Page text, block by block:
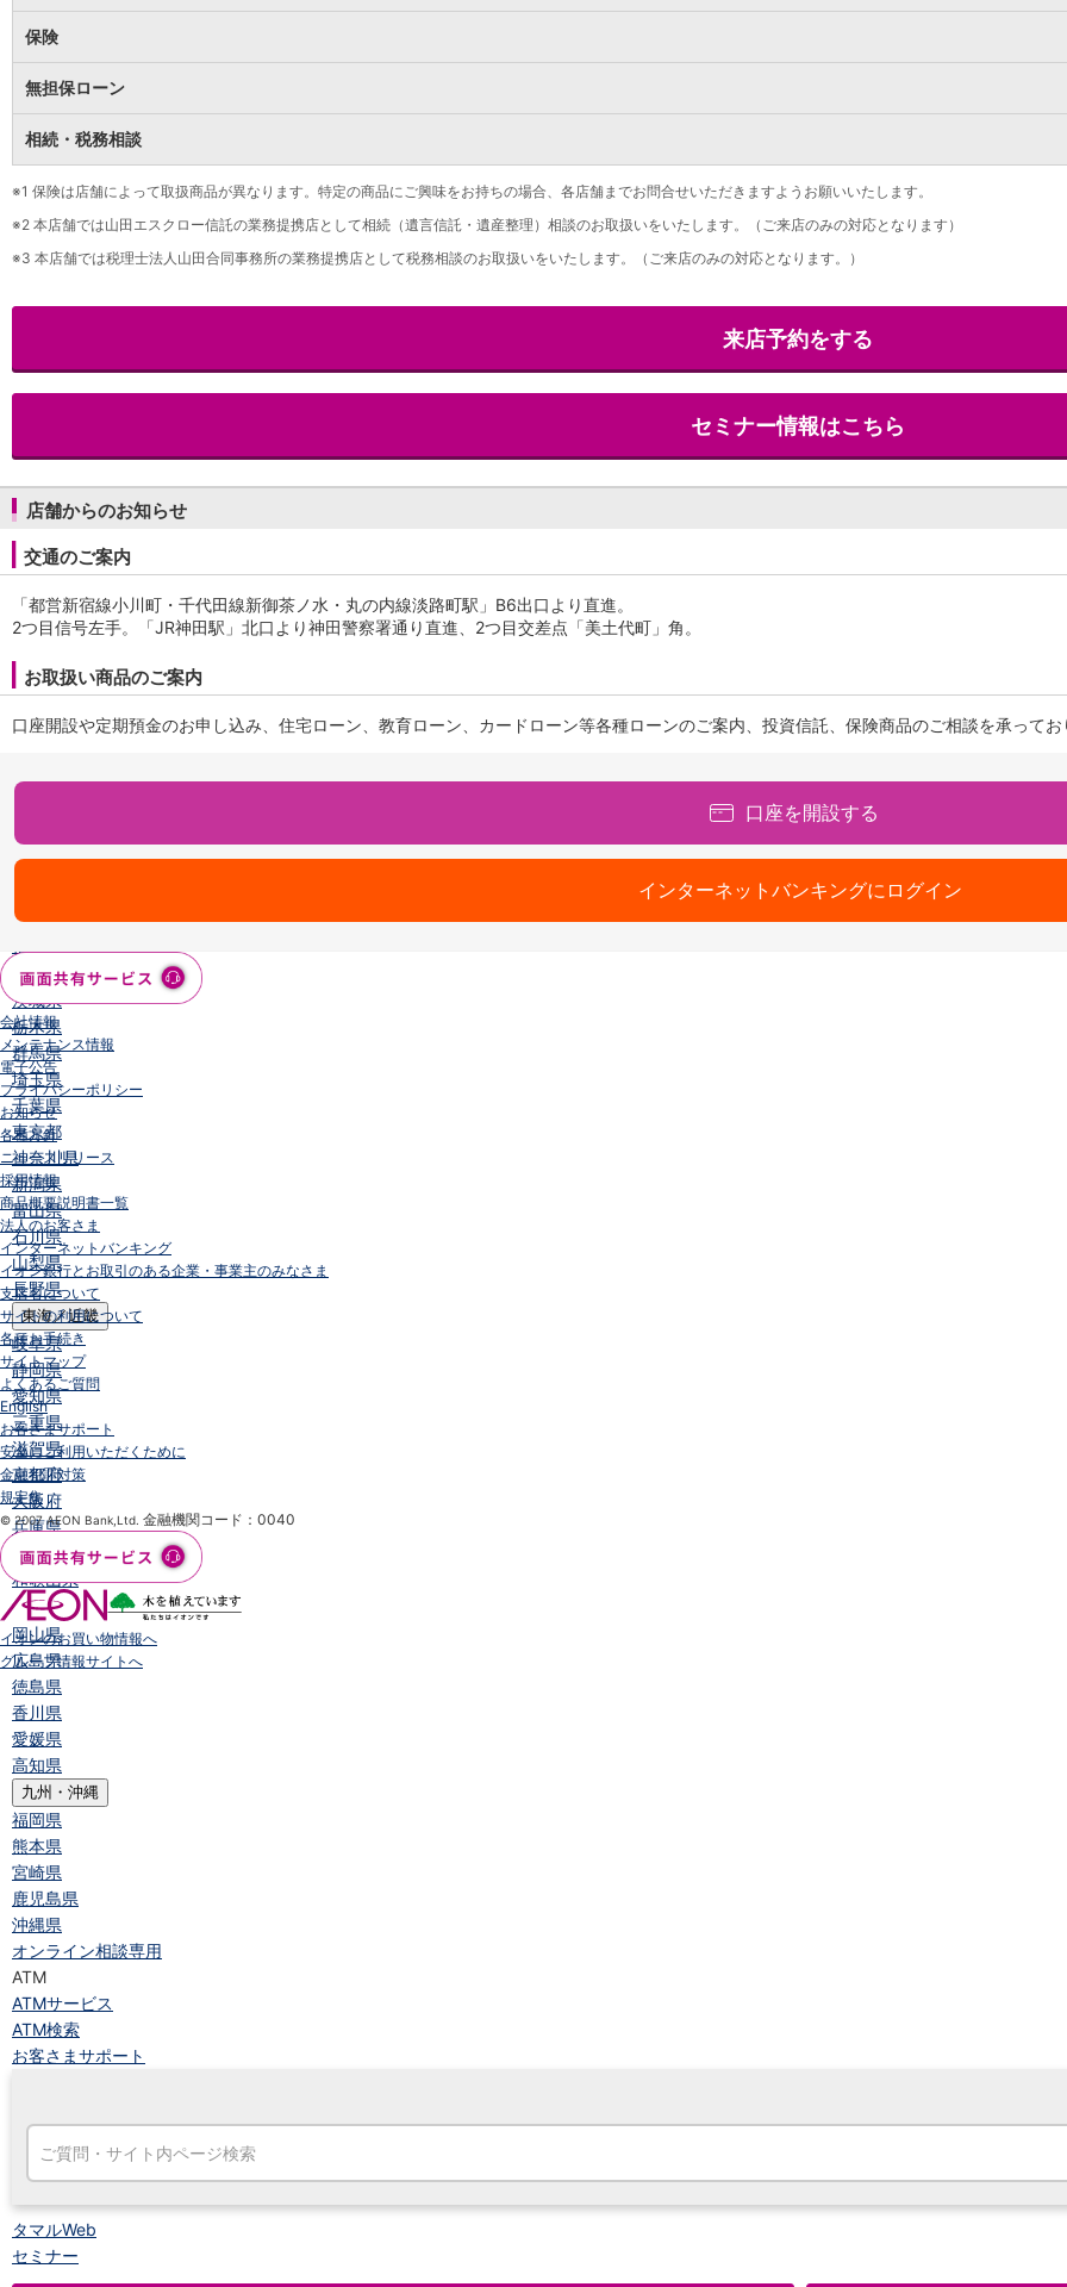
インターネットバンキング
アプリ
通帳アプリ
イオングループアプリ
AEON Pay
支払・入金・サービス
支払・入金TOP
口座振替サービス
WEB即時決済サービス
スマホ決済アプリ
相続・税務のご相談
電子マネーWAON
セキュリティ
インボイス
その他サービス
手数料
キャンペーン
店舗
北海道
岩手県
宮城県
山形県
関東／北陸・甲信越
茨城県
栃木県
群馬県
埼玉県
千葉県
東京都
神奈川県
新潟県
富山県
石川県
山梨県
長野県
東海／近畿
岐阜県
静岡県
愛知県
三重県
滋賀県
京都府
大阪府
兵庫県
奈良県
和歌山県
中国／四国
岡山県
広島県
徳島県
香川県
愛媛県
高知県
九州・沖縄
福岡県
熊本県
宮崎県
鹿児島県
沖縄県
オンライン相談専用
ATM
ATMサービス
ATM検索
お客さまサポート
タマルWeb
セミナー
安全にご利用いただくために
保険
無担保ローン
相続・税務相談
※1 保険は店舗によって取扱商品が異なります。特定の商品にご興味をお持ちの場合、各店舗までお問合せいただきますようお願いいたします。
※2 本店舗では山田エスクロー信託の業務提携店として相続（遺言信託・遺産整理）相談のお取扱いをいたします。（ご来店のみの対応となります）
※3 本店舗では税理士法人山田合同事務所の業務提携店として税務相談のお取扱いをいたします。（ご来店のみの対応となります。）
来店予約をする
セミナー情報はこちら
店舗からのお知らせ
交通のご案内
「都営新宿線小川町・千代田線新御茶ノ水・丸の内線淡路町駅」B6出口より直進。
2つ目信号左手。「JR神田駅」北口より神田警察署通り直進、2つ目交差点「美土代町」角。
お取扱い商品のご案内
口座開設や定期預金のお申し込み、住宅ローン、教育ローン、カードローン等各種ローンのご案内、投資信託、保険商品のご相談を承ってお
口座を開設する
インターネットバンキングにログイン
会社情報
メンテナンス情報
電子公告
プライバシーポリシー
お知らせ
各種方針
ニュースリリース
採用情報
商品概要説明書一覧
法人のお客さま
インターネットバンキング
イオン銀行とお取引のある企業・事業主のみなさま
支店名について
サイトの利用について
各種お手続き
サイトマップ
よくあるご質問
English
お客さまサポート
安全にご利用いただくために
金融犯罪対策
規定集
© 2007 AEON Bank,Ltd. 金融機関コード：0040
イオンのお買い物情報へ
グループ情報サイトへ